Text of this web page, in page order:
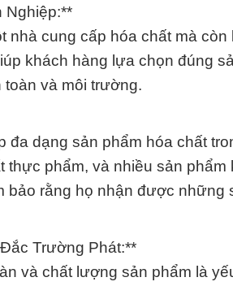
Nghiệp:**
nhà cung cấp hóa chất mà
khách hàng lựa chọn đúng
và môi trường.
đa dạng sản phẩm hóa chất
thực phẩm, và nhiều sản
bảo rằng họ nhận được
Trường Phát:**
và chất lượng sản phẩm là